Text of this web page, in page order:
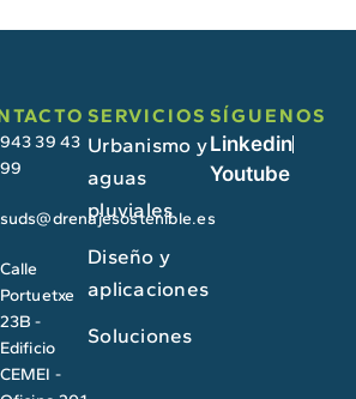
943 39 43
99
suds@drenajesostenible.es
Calle
Portuetxe
23B -
Edificio
CEMEI -
SERVICIOS
Urbanismo y
aguas
pluviales
Diseño y
aplicaciones
Soluciones
SÍGUENOS
Linkedin
Youtube